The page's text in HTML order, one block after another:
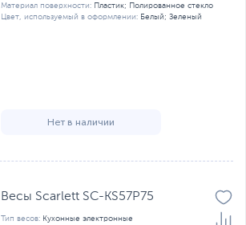
Материал поверхности: Пластик; Полированное стекло
Цвет, используемый в оформлении: Белый; Зеленый
Нет в наличии
Весы Scarlett SC-KS57P75
Тип весов: Кухонные электронные